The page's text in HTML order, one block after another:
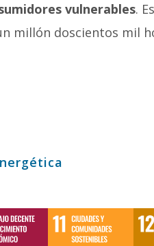
vulnerables.
millón doscientos mil